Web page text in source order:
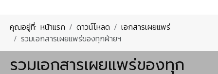
คุณอยู่ที่: หน้าแรก ดาวน์โหลด
เอกสารเผยแพร่
รวมเอกสารเผยแพร่ของทุกฝ่ายฯ
รวมเอกสารเผยแพร่ของทุก